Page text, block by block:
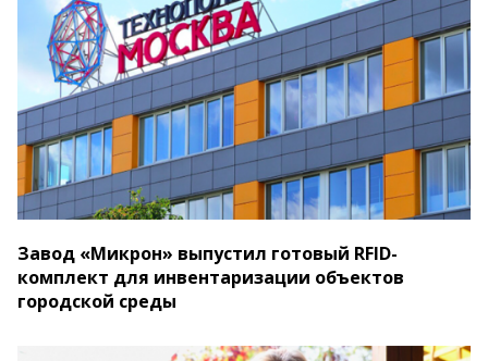
Завод «Микрон» выпустил готовый RFID-
комплект для инвентаризации объектов
городской среды